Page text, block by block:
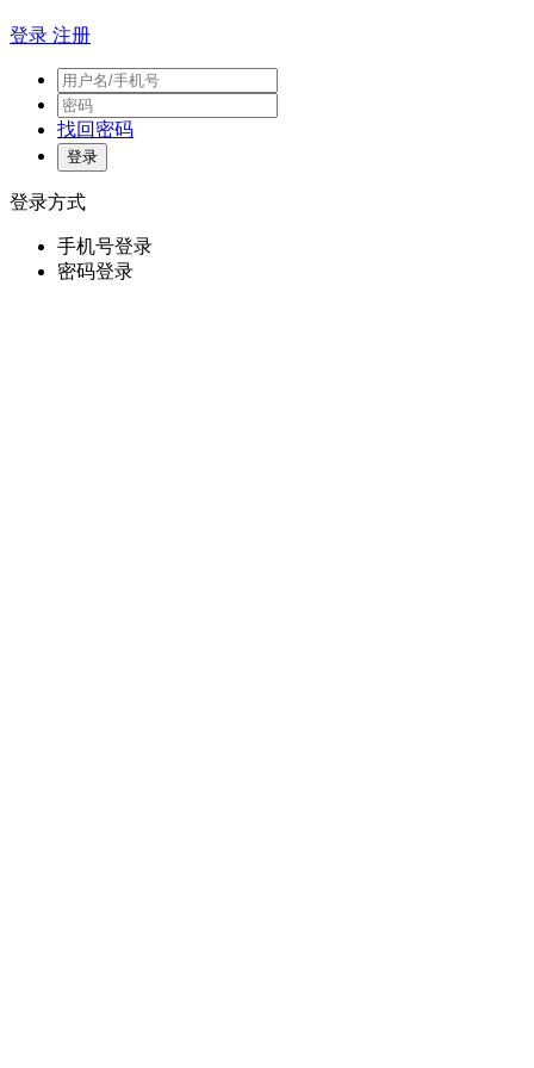
登录 注册
找回密码
登录方式
手机号登录
密码登录